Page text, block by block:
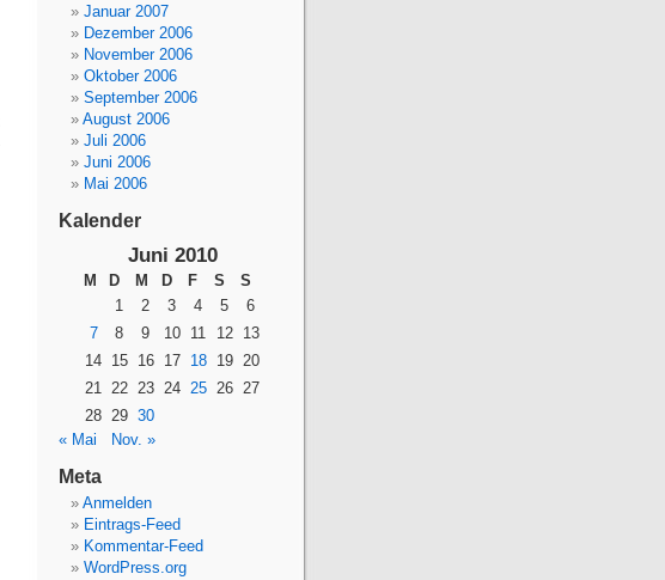
Januar 2007
Dezember 2006
November 2006
Oktober 2006
September 2006
August 2006
Juli 2006
Juni 2006
Mai 2006
Kalender
Juni 2010
M D M D F S
S
1
2 3 4 5
6
7
8 9 10 11 12
13
14 15 16 17 18 19 20
21 22 23 24 25 26 27
28 29 30
« Mai
Nov. »
Meta
Anmelden
Eintrags-Feed
Kommentar-Feed
WordPress.org